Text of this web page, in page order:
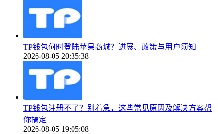
TP钱包何时登陆苹果商城？进展、政策与用户须知
2026-08-05 20:35:38
TP钱包注册不了？别着急，这些常见原因及解决方案帮
你搞定
2026-08-05 19:05:08